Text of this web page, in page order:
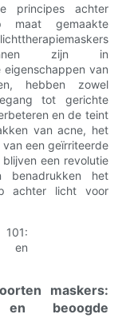
principes achter
maat gemaakte
zijn in
van
hebben zowel
tot gerichte
en de teint
van acne, het
een geïrriteerde
een revolutie
benadrukken het
achter licht voor
maskers:
en beoogde